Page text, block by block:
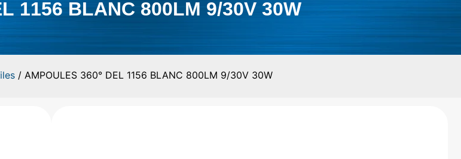
1156 BLANC 800LM 9/30V 30W
/ AMPOULES 360° DEL 1156 BLANC 800LM 9/30V 30W